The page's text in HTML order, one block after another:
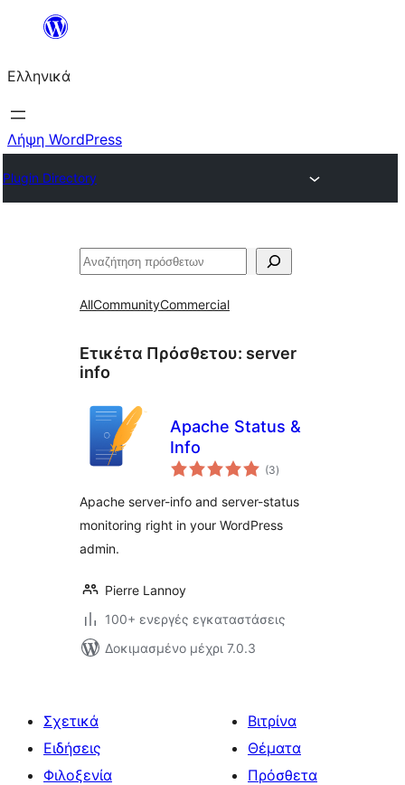
Μετάβαση
περιεχόμενο
Ελληνικά
Λήψη WordPress
Plugin Directory
Αναζήτηση
AllCommunityCommercial
Ετικέτα Πρόσθετου: server
info
Apache Status &
Info
(3αξιολογήσεις
σύνολο
)
Apache server-info and server-status
monitoring right in your WordPress
admin.
Pierre Lannoy
100+ ενεργές εγκαταστάσεις
Δοκιμασμένο μέχρι 7.0.3
Σχετικά
Ειδήσεις
Φιλοξενία
Βιτρίνα
Θέματα
Πρόσθετα